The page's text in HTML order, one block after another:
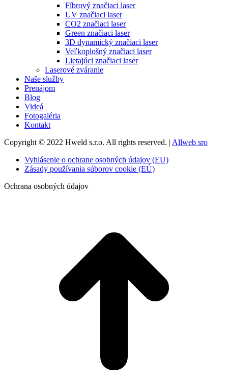
Fíbrový značiaci laser
UV značiaci laser
CO2 značiaci laser
Green značiaci laser
3D dynamický značiaci laser
Veľkoplošný značiaci laser
Lietajúci značiaci laser
Laserové zváranie
Naše služby
Prenájom
Blog
Videá
Fotogaléria
Kontakt
Copyright © 2022 Hweld s.r.o. All rights reserved. | Allweb sro
Vyhlásenie o ochrane osobných údajov (EU)
Zásady používania súborov cookie (EÚ)
Ochrana osobných údajov